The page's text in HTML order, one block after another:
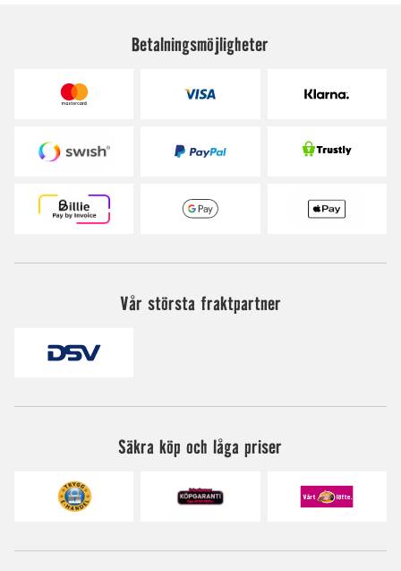
Betalningsmöjligheter
Vår största fraktpartner
Säkra köp och låga priser